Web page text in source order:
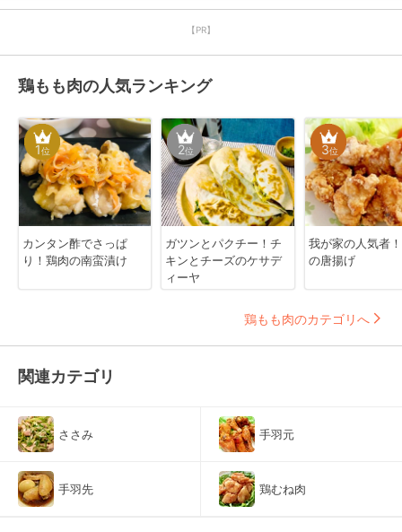
【PR】
鶏もも肉の人気ランキング
1位
カンタン酢でさっぱ
り！鶏肉の南蛮漬け
2位
ガツンとパクチー！チ
キンとチーズのケサデ
ィーヤ
3位
我が家の人気者
の唐揚げ
鶏もも肉のカテゴリへ
関連カテゴリ
ささみ 手羽元
手羽先 鶏むね肉